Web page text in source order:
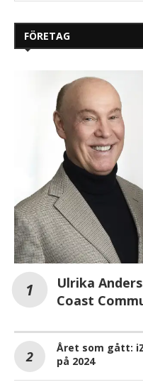
FÖRETAG
Ulrika
Coast
Året som gått:
på 2024